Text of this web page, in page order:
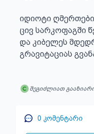
იდიოტი ღმერთები
ცივ სარკოფაგში
და კიბელეს
გრავიტაციას
შეგიძლიათ
0 კომენტარი